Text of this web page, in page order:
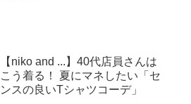
【niko and ...】40代店員さんは
こう着る！ 夏にマネしたい「セ
ンスの良いTシャツコーデ」